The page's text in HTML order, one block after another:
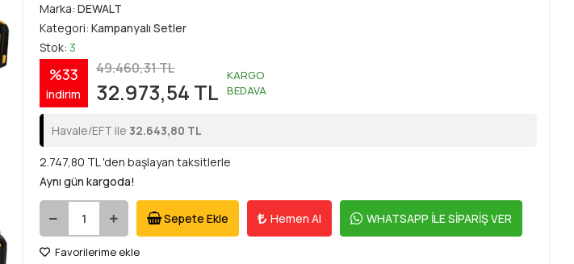
Marka: DEWALT
Kategori: Kampanyalı Setler
Stok: 3
%33
indirim
49.460,31 TL
32.973,54 TL
KARGO
BEDAVA
Havale/EFT ile 32.643,80 TL
2.747,80 TL 'den başlayan taksitlerle
Aynı gün kargoda!
Sepete Ekle Hemen Al WHATSAPP İLE SİPARİŞ VER
Favorilerime ekle